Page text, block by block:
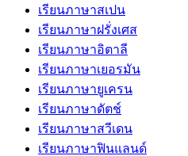
เรียนภาษาสเปน
เรียนภาษาฝรั่งเศส
เรียนภาษาอิตาลี
เรียนภาษาเยอรมัน
เรียนภาษายูเครน
เรียนภาษาดัตช์
เรียนภาษาสวีเดน
เรียนภาษาฟินแลนด์